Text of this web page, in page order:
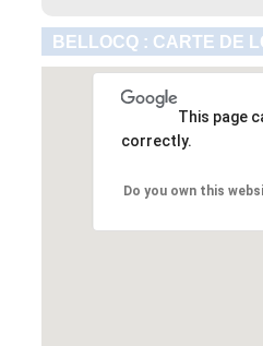
BELLOCQ : CARTE DE
This page
correctly.
Do you own this